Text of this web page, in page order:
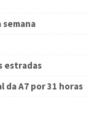
semana
estradas
A7 por 31 horas